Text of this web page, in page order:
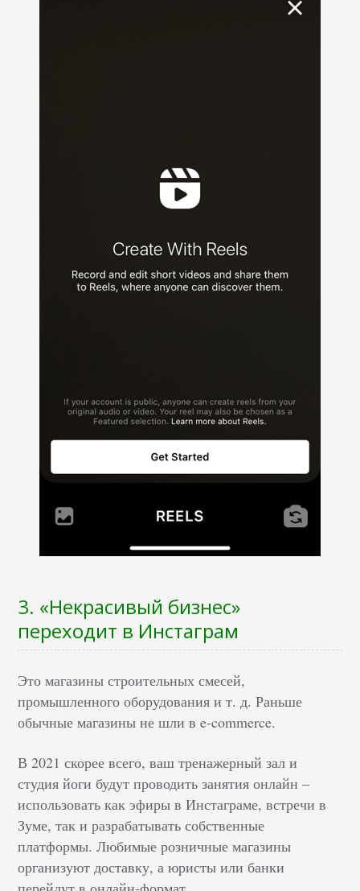
3. «Некрасивый бизнес»
переходит в Инстаграм
Это магазины строительных смесей,
промышленного оборудования и т. д. Раньше
обычные магазины не шли в e-commerce.
В 2021 скорее всего, ваш тренажерный зал и
студия йоги будут проводить занятия онлайн –
использовать как эфиры в Инстаграме, встречи в
Зуме, так и разрабатывать собственные
платформы. Любимые розничные магазины
организуют доставку, а юристы или банки